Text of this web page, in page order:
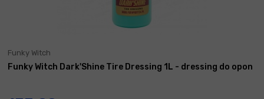
Funky Witch
Funky Witch Dark'Shine Tire Dressing 1L - dressing do opon